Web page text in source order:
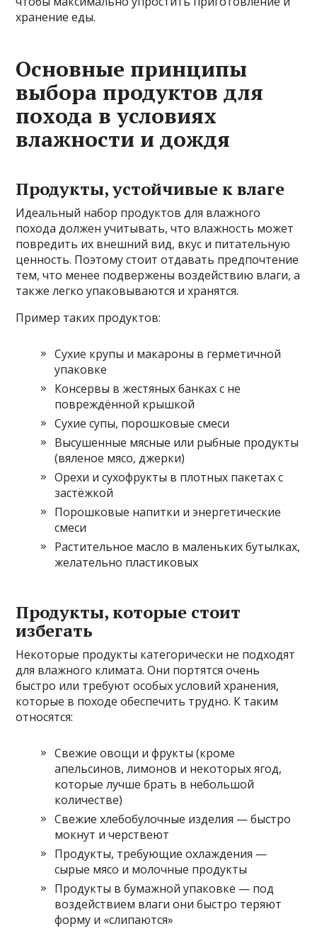
хранение еды.
Основные принципы
выбора продуктов для
похода в условиях
влажности и дождя
Продукты, устойчивые к влаге
Идеальный набор продуктов для влажного
похода должен учитывать, что влажность может
повредить их внешний вид, вкус и питательную
ценность. Поэтому стоит отдавать предпочтение
тем, что менее подвержены воздействию влаги, а
также легко упаковываются и хранятся.
Пример таких продуктов:
Сухие крупы и макароны в герметичной
упаковке
Консервы в жестяных банках с не
повреждённой крышкой
Сухие супы, порошковые смеси
Высушенные мясные или рыбные продукты
(вяленое мясо, джерки)
Орехи и сухофрукты в плотных пакетах с
застёжкой
Порошковые напитки и энергетические
смеси
Растительное масло в маленьких бутылках,
желательно пластиковых
Продукты, которые стоит
избегать
Некоторые продукты категорически не подходят
для влажного климата. Они портятся очень
быстро или требуют особых условий хранения,
которые в походе обеспечить трудно. К таким
относятся:
Свежие овощи и фрукты (кроме
апельсинов, лимонов и некоторых ягод,
которые лучше брать в небольшой
количестве)
Свежие хлебобулочные изделия — быстро
мокнут и черствеют
Продукты, требующие охлаждения —
сырые мясо и молочные продукты
Продукты в бумажной упаковке — под
воздействием влаги они быстро теряют
форму и «слипаются»